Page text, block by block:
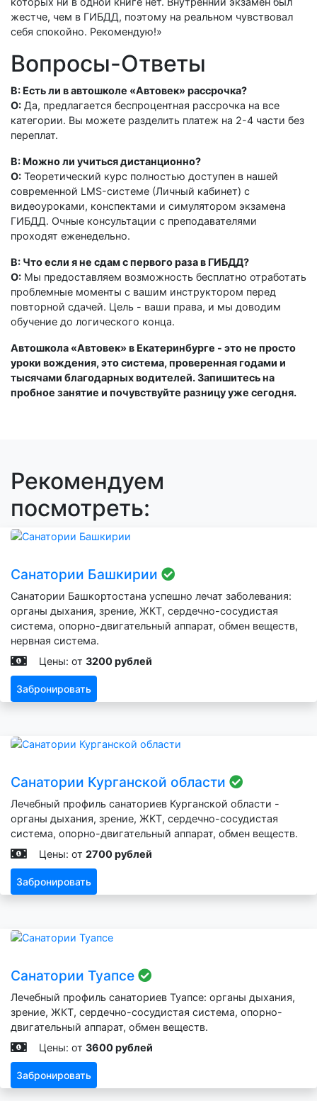
жестче, чем в ГИБДД, поэтому на реальном чувствовал
себя спокойно. Рекомендую!»
Вопросы-Ответы
В: Есть ли в автошколе «Автовек» рассрочка?
О: Да, предлагается беспроцентная рассрочка на все
категории. Вы можете разделить платеж на 2-4 части без
переплат.
В: Можно ли учиться дистанционно?
О: Теоретический курс полностью доступен в нашей
современной LMS-системе (Личный кабинет) с
видеоуроками, конспектами и симулятором экзамена
ГИБДД. Очные консультации с преподавателями
проходят еженедельно.
В: Что если я не сдам с первого раза в ГИБДД?
О: Мы предоставляем возможность бесплатно отработать
проблемные моменты с вашим инструктором перед
повторной сдачей. Цель - ваши права, и мы доводим
обучение до логического конца.
Автошкола «Автовек» в Екатеринбурге - это не просто
уроки вождения, это система, проверенная годами и
тысячами благодарных водителей. Запишитесь на
пробное занятие и почувствуйте разницу уже сегодня.
Рекомендуем
посмотреть:
Санатории Башкирии
Санатории Башкортостана успешно лечат заболевания:
органы дыхания, зрение, ЖКТ, сердечно-сосудистая
система, опорно-двигательный аппарат, обмен веществ,
нервная система.
Цены: от 3200 рублей
Забронировать
Санатории Курганской области
Лечебный профиль санаториев Курганской области -
органы дыхания, зрение, ЖКТ, сердечно-сосудистая
система, опорно-двигательный аппарат, обмен веществ.
Цены: от 2700 рублей
Забронировать
Санатории Туапсе
Лечебный профиль санаториев Туапсе: органы дыхания,
зрение, ЖКТ, сердечно-сосудистая система, опорно-
двигательный аппарат, обмен веществ.
Цены: от 3600 рублей
Забронировать